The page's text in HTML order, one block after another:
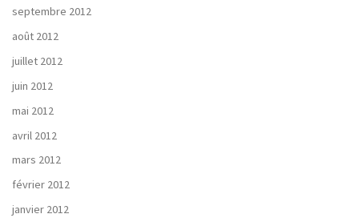
septembre 2012
août 2012
juillet 2012
juin 2012
mai 2012
avril 2012
mars 2012
février 2012
janvier 2012